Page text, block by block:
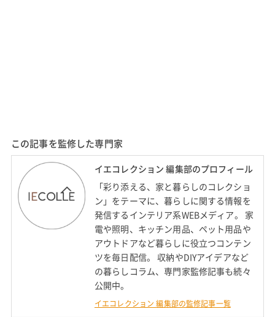
この記事を監修した専門家
イエコレクション 編集部のプロフィール
「彩り添える、家と暮らしのコレクショ
ン」をテーマに、暮らしに関する情報を
発信するインテリア系WEBメディア。 家
電や照明、キッチン用品、ペット用品や
アウトドアなど暮らしに役立つコンテン
ツを毎日配信。 収納やDIYアイデアなど
の暮らしコラム、専門家監修記事も続々
公開中。
イエコレクション 編集部の監修記事一覧